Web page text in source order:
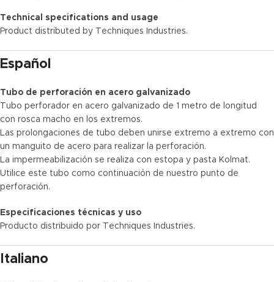
Technical specifications and usage
Product distributed by Techniques Industries.
Español
Tubo de perforación en acero galvanizado
Tubo perforador en acero galvanizado de 1 metro de longitud
con rosca macho en los extremos.
Las prolongaciones de tubo deben unirse extremo a extremo con
un manguito de acero para realizar la perforación.
La impermeabilización se realiza con estopa y pasta Kolmat.
Utilice este tubo como continuación de nuestro punto de
perforación.
Especificaciones técnicas y uso
Producto distribuido por Techniques Industries.
Italiano